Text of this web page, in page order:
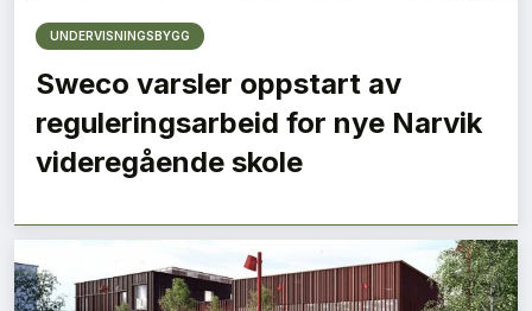
UNDERVISNINGSBYGG
Sweco varsler oppstart av
reguleringsarbeid for nye Narvik
videregående skole